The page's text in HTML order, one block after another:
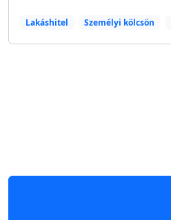
Lakáshitel Személyi kölcsön